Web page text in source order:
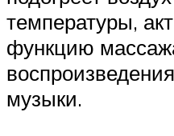
температуры,
функцию
музыки.